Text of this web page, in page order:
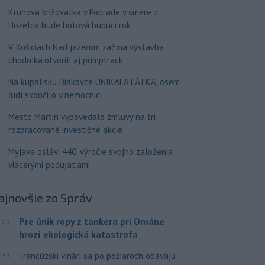
Kruhová križovatka v Poprade v smere z
Hozelca bude hotová budúci rok
V Košiciach Nad jazerom začína výstavba
chodníka,otvorili aj pumptrack
Na kúpalisku Diakovce UNIKALA LÁTKA, osem
ľudí skončilo v nemocnici
Mesto Martin vypovedalo zmluvy na tri
rozpracované investičné akcie
Myjava oslávi 440. výročie svojho založenia
viacerými podujatiami
zo Správ
Pre únik ropy z tankera pri Ománe
hrozí ekologická katastrofa
Francúzski vinári sa po požiaroch obávajú